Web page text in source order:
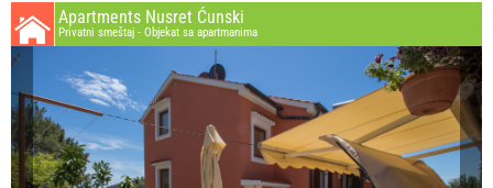
Apartments Nusret Ćunski
Privatni smeštaj - Objekat sa apartmanima